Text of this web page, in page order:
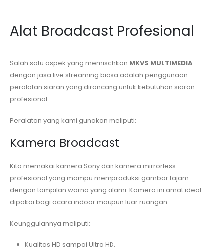
Alat Broadcast Profesional
Salah satu aspek yang memisahkan MKVS MULTIMEDIA
dengan jasa live streaming biasa adalah penggunaan
peralatan siaran yang dirancang untuk kebutuhan siaran
profesional.
Peralatan yang kami gunakan meliputi:
Kamera Broadcast
Kita memakai kamera Sony dan kamera mirrorless
profesional yang mampu memproduksi gambar tajam
dengan tampilan warna yang alami. Kamera ini amat ideal
dipakai bagi acara indoor maupun luar ruangan.
Keunggulannya meliputi:
Kualitas HD sampai Ultra HD.